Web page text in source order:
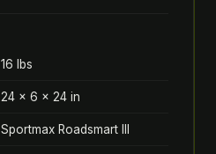
16 lbs
24 × 6 × 24 in
Sportmax Roadsmart III